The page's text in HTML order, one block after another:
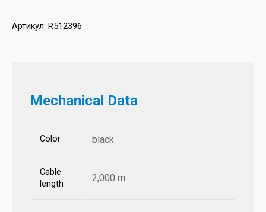
Артикул: R512396
Mechanical Data
Color black
Cable
length
2,000 m